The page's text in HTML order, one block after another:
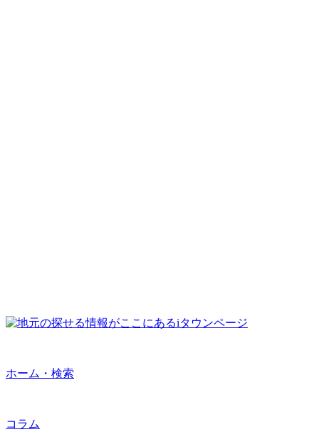
ホーム・検索
コラム